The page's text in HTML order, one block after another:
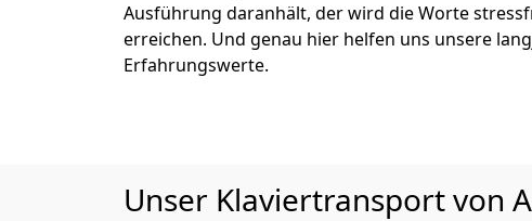
Ausführung daranhält, der wird die Worte
erreichen. Und genau hier helfen uns unsere
Erfahrungswerte.
Unser Klaviertransport von